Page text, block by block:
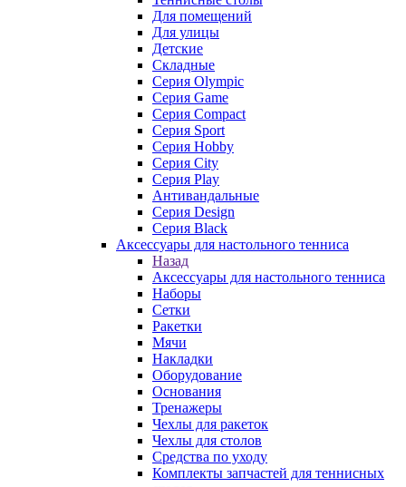
Для помещений
Для улицы
Детские
Складные
Серия Olympic
Серия Game
Серия Compact
Серия Sport
Серия Hobby
Серия City
Серия Play
Антивандальные
Серия Design
Серия Black
Аксессуары для настольного тенниса
Назад
Аксессуары для настольного тенниса
Наборы
Сетки
Ракетки
Мячи
Накладки
Оборудование
Основания
Тренажеры
Чехлы для ракеток
Чехлы для столов
Средства по уходу
Комплекты запчастей для теннисных